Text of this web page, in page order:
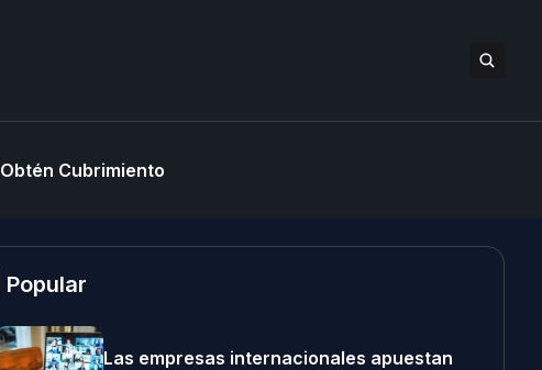
Obtén Cubrimiento
Popular
Las empresas internacionales apuestan